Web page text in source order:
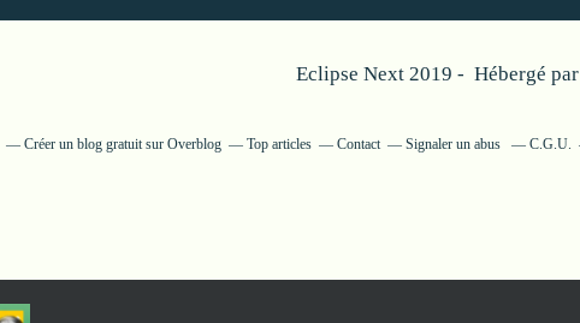
Eclipse Next 2019 - Hébergé par
Créer un blog gratuit sur Overblog Top articles Contact Signaler un abus C.G.U.